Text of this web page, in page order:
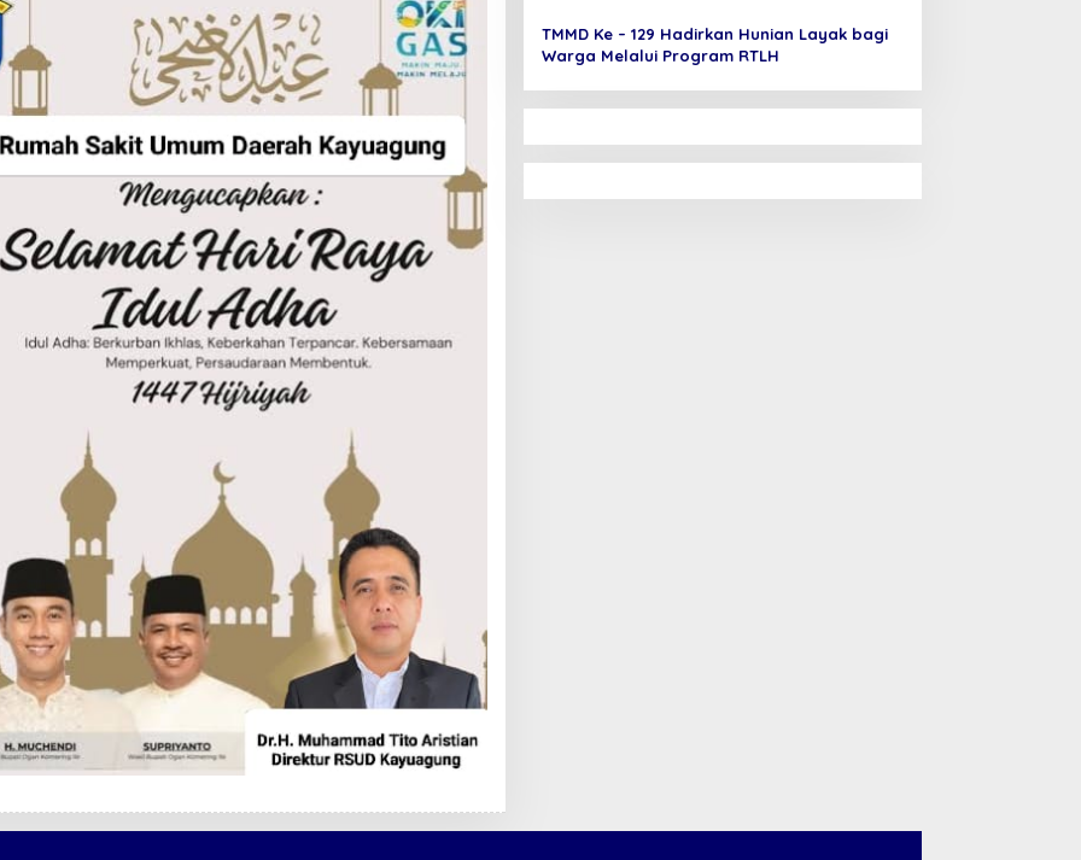
A
P
A
G
I
TMMD Ke – 129 Hadirkan Hunian Layak bagi
Warga Melalui Program RTLH